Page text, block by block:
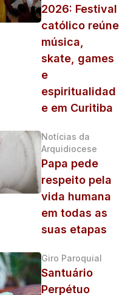
2026: Festival
católico reúne
música,
skate, games
e
espiritualidad
e em Curitiba
Notícias da
Arquidiocese
Papa pede
respeito pela
vida humana
em todas as
suas etapas
Giro Paroquial
Santuário
Perpétuo